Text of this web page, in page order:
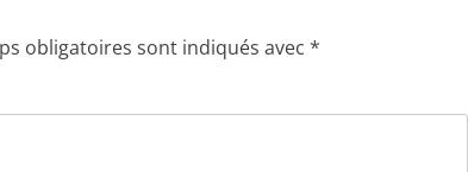
obligatoires sont indiqués avec *